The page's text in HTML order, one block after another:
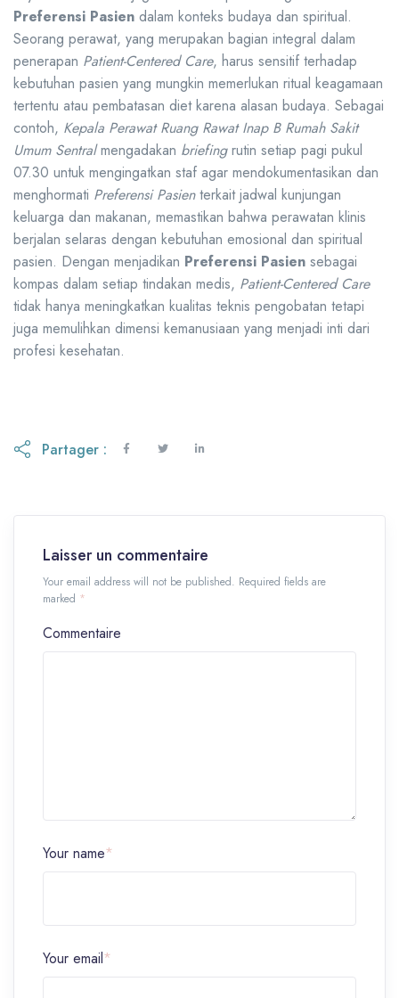
Preferensi Pasien dalam konteks budaya dan spiritual.
Seorang perawat, yang merupakan bagian integral dalam
penerapan Patient-Centered Care, harus sensitif terhadap
kebutuhan pasien yang mungkin memerlukan ritual keagamaan
tertentu atau pembatasan diet karena alasan budaya. Sebagai
contoh, Kepala Perawat Ruang Rawat Inap B Rumah Sakit
Umum Sentralmengadakan briefingrutin setiap pagi pukul
07.30 untuk mengingatkan staf agar mendokumentasikan dan
menghormati Preferensi Pasienterkait jadwal kunjungan
keluarga dan makanan, memastikan bahwa perawatan klinis
berjalan selaras dengan kebutuhan emosional dan spiritual
pasien. Dengan menjadikan Preferensi Pasien sebagai
kompas dalam setiap tindakan medis, Patient-Centered Care
tidak hanya meningkatkan kualitas teknis pengobatan tetapi
juga memulihkan dimensi kemanusiaan yang menjadi inti dari
profesi kesehatan.
Partager :
Laisser un commentaire
Your email address will not be published. Required fields are
marked *
Commentaire
Your name*
Your email*